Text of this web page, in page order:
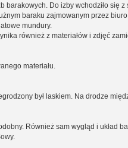
Do izby wchodziło się
baraku zajmowanym przez
mundury.
również z materiałów i zdjęć
materiału.
był laskiem. Na drodze
Również sam wygląd i układ